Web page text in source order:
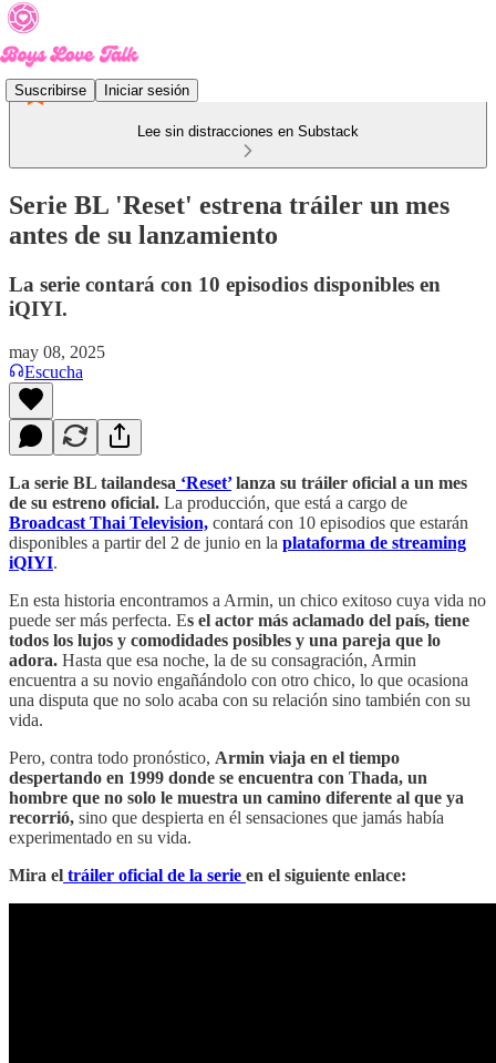
Suscribirse Iniciar sesión
Lee sin distracciones en Substack
Serie BL 'Reset' estrena tráiler un mes
antes de su lanzamiento
La serie contará con 10 episodios disponibles en
iQIYI.
may 08, 2025
Escucha
La serie BL tailandesa ‘Reset’lanza su tráiler oficial a un mes
de su estreno oficial. La producción, que está a cargo de
Broadcast Thai Television, contará con 10 episodios que estarán
disponibles a partir del 2 de junio en la plataforma de streaming
iQIYI.
En esta historia encontramos a Armin, un chico exitoso cuya vida no
puede ser más perfecta. Es el actor más aclamado del país, tiene
todos los lujos y comodidades posibles y una pareja que lo
adora. Hasta que esa noche, la de su consagración, Armin
encuentra a su novio engañándolo con otro chico, lo que ocasiona
una disputa que no solo acaba con su relación sino también con su
vida.
Pero, contra todo pronóstico, Armin viaja en el tiempo
despertando en 1999 donde se encuentra con Thada, un
hombre que no solo le muestra un camino diferente al que ya
recorrió, sino que despierta en él sensaciones que jamás había
experimentado en su vida.
Mira el tráiler oficial de la serie en el siguiente enlace: